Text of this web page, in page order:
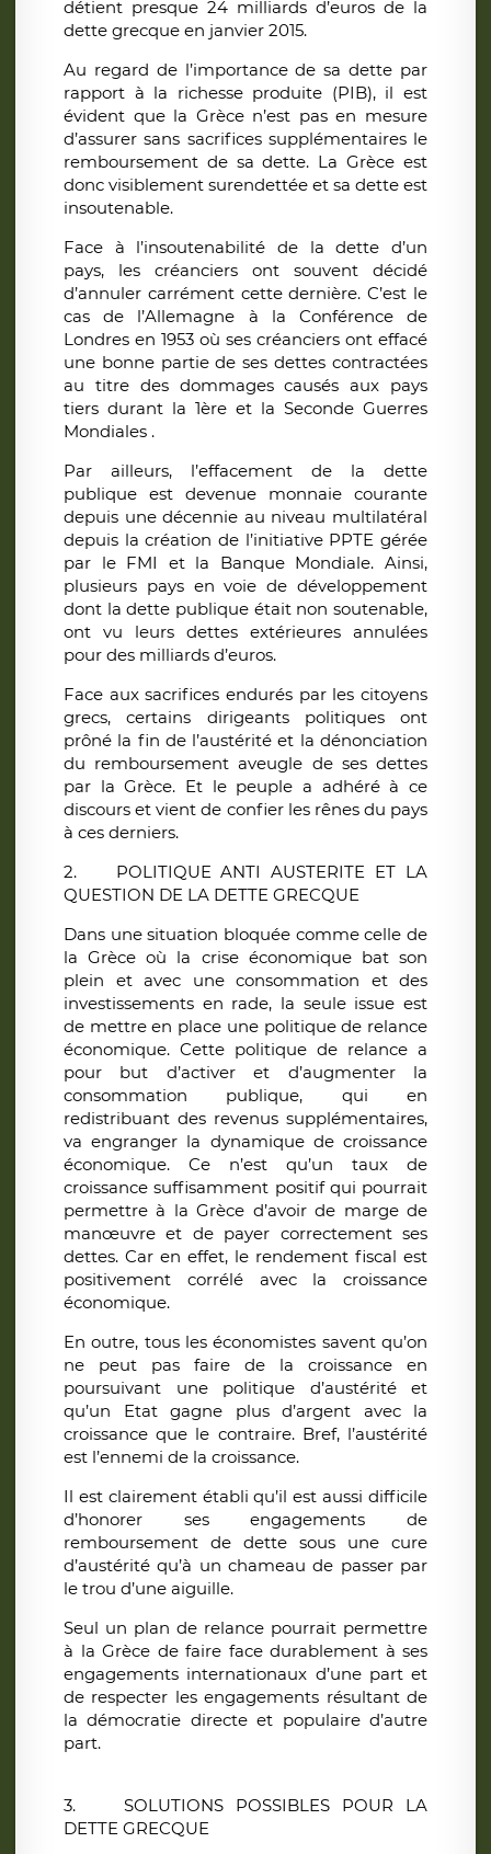
détient presque 24 milliards d’euros de la
dette grecque en janvier 2015.
Au regard de l’importance de sa dette par
rapport à la richesse produite (PIB), il est
évident que la Grèce n’est pas en mesure
d’assurer sans sacrifices supplémentaires le
remboursement de sa dette. La Grèce est
donc visiblement surendettée et sa dette est
insoutenable.
Face à l’insoutenabilité de la dette d’un
pays, les créanciers ont souvent décidé
d’annuler carrément cette dernière. C’est le
cas de l’Allemagne à la Conférence de
Londres en 1953 où ses créanciers ont effacé
une bonne partie de ses dettes contractées
au titre des dommages causés aux pays
tiers durant la 1ère et la Seconde Guerres
Mondiales .
Par ailleurs, l’effacement de la dette
publique est devenue monnaie courante
depuis une décennie au niveau multilatéral
depuis la création de l’initiative PPTE gérée
par le FMI et la Banque Mondiale. Ainsi,
plusieurs pays en voie de développement
dont la dette publique était non soutenable,
ont vu leurs dettes extérieures annulées
pour des milliards d’euros.
Face aux sacrifices endurés par les citoyens
grecs, certains dirigeants politiques ont
prôné la fin de l’austérité et la dénonciation
du remboursement aveugle de ses dettes
par la Grèce. Et le peuple a adhéré à ce
discours et vient de confier les rênes du pays
à ces derniers.
2. POLITIQUE ANTI AUSTERITE ET LA
QUESTION DE LA DETTE GRECQUE
Dans une situation bloquée comme celle de
la Grèce où la crise économique bat son
plein et avec une consommation et des
investissements en rade, la seule issue est
de mettre en place une politique de relance
économique. Cette politique de relance a
pour but d’activer et d’augmenter la
consommation publique, qui en
redistribuant des revenus supplémentaires,
va engranger la dynamique de croissance
économique. Ce n’est qu’un taux de
croissance suffisamment positif qui pourrait
permettre à la Grèce d’avoir de marge de
manœuvre et de payer correctement ses
dettes. Car en effet, le rendement fiscal est
positivement corrélé avec la croissance
économique.
En outre, tous les économistes savent qu’on
ne peut pas faire de la croissance en
poursuivant une politique d’austérité et
qu’un Etat gagne plus d’argent avec la
croissance que le contraire. Bref, l’austérité
est l’ennemi de la croissance.
Il est clairement établi qu’il est aussi difficile
d’honorer ses engagements de
remboursement de dette sous une cure
d’austérité qu’à un chameau de passer par
le trou d’une aiguille.
Seul un plan de relance pourrait permettre
à la Grèce de faire face durablement à ses
engagements internationaux d’une part et
de respecter les engagements résultant de
la démocratie directe et populaire d’autre
part.
3. SOLUTIONS POSSIBLES POUR LA
DETTE GRECQUE